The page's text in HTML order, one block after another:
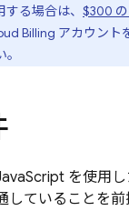
る場合は、 $300
Billing アカウント
を使用
していることを